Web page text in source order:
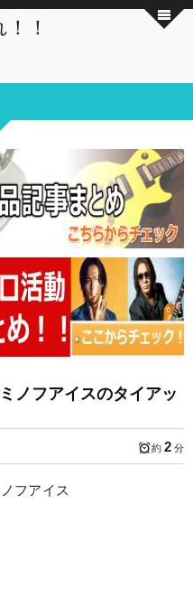
！
ノフアイスのタイアッ
約 2 分
フアイス